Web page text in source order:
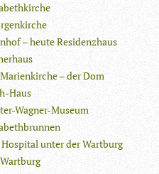
– heute Residenzhaus
– der Dom
Haus
Wagner-Museum
Hospital unter der Wartburg